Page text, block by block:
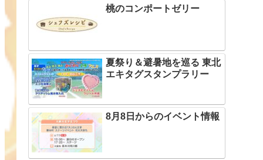
桃のコンポートゼリー
夏祭り＆避暑地を巡る 東北
エキタグスタンプラリー
8月8日からのイベント情報